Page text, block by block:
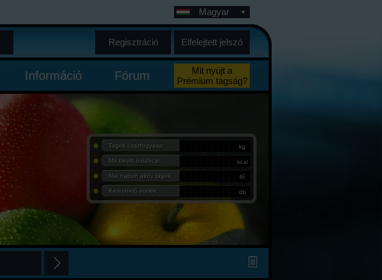
Magyar
Regisztráció Elfelejtett jelszó
Információ Fórum
Mit nyújt a
Prémium tagság?
Tagok összfogyása: kg
Ma bevitt összkcal: kcal
Mai napon aktív tagok: fő
Kereshető ételek: db